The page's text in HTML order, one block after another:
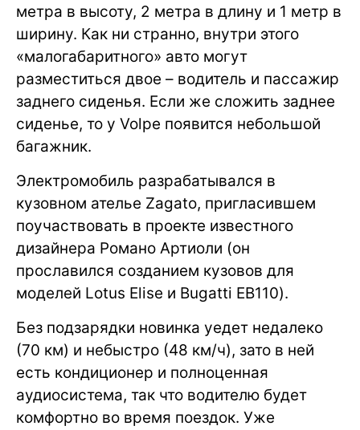
метра в высоту, 2 метра в длину и 1 метр в
ширину. Как ни странно, внутри этого
«малогабаритного» авто могут
разместиться двое – водитель и пассажир
заднего сиденья. Если же сложить заднее
сиденье, то у Volpe появится небольшой
багажник.
Электромобиль разрабатывался в
кузовном ателье Zagato, пригласившем
поучаствовать в проекте известного
дизайнера Романо Артиоли (он
прославился созданием кузовов для
моделей Lotus Elise и Bugatti EB110).
Без подзарядки новинка уедет недалеко
(70 км) и небыстро (48 км/ч), зато в ней
есть кондиционер и полноценная
аудиосистема, так что водителю будет
комфортно во время поездок. Уже